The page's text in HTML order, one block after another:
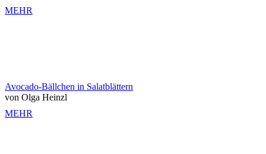
MEHR
Avocado-Bällchen in Salatblättern
von Olga Heinzl
MEHR